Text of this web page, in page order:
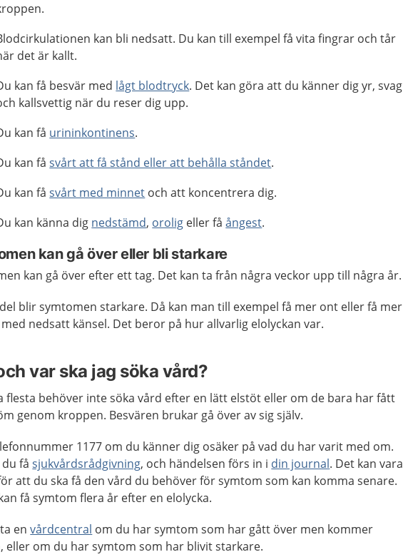
kan bli nedsatt. Du kan till exempel få vita fingrar och tår
det är kallt.
kan få besvär med lågt blodtryck. Det kan göra att du känner dig yr, svag
kallsvettig när du reser dig upp.
kan få urininkontinens.
kan fåsvårt att få stånd eller att behålla ståndet.
kan fåsvårt med minnet och att koncentrera dig.
kan känna dig nedstämd, orolig eller fåångest.
kan gå över eller bli starkare
kan gå över efter ett tag. Det kan ta från några veckor upp till några år.
blir symtomen starkare. Då kan man till exempel få mer ont eller få mer
nedsatt känsel. Det beror på hur allvarlig elolyckan var.
var ska jag söka vård?
flesta behöver inte söka vård efter en lätt elstöt eller om de bara har fått
genom kroppen. Besvären brukar gå över av sig själv.
1177 om du känner dig osäker på vad du har varit med om.
du fåsjukvårdsrådgivning, och händelsen förs in i din journal. Det kan vara
att du ska få den vård du behöver för symtom som kan komma senare.
få symtom flera år efter en elolycka.
envårdcentral om du har symtom som har gått över men kommer
eller om du har symtom som har blivit starkare.